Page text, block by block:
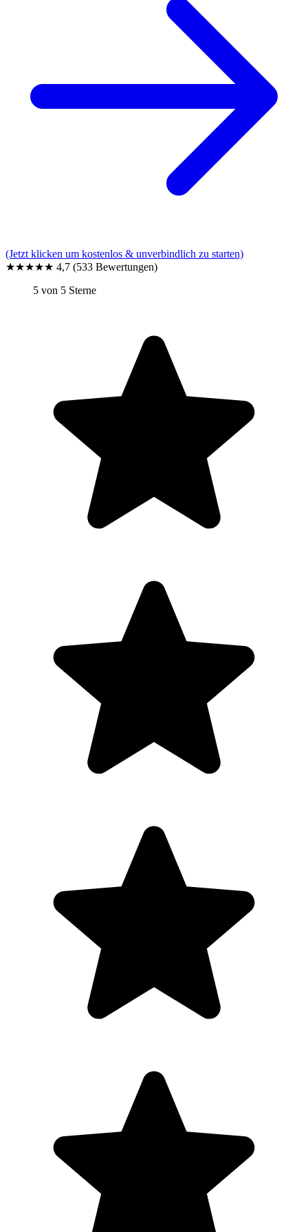
(Jetzt klicken um kostenlos & unverbindlich zu starten)
★★★★★ 4,7 (533 Bewertungen)
5 von 5 Sterne